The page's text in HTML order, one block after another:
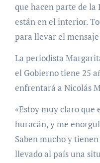
que hacen parte de
están en el interior.
para llevar el
La periodista
el Gobierno tiene 25
enfrentará a Nicolás
«Estoy muy claro que
huracán, y me
Saben mucho y
llevado al país una